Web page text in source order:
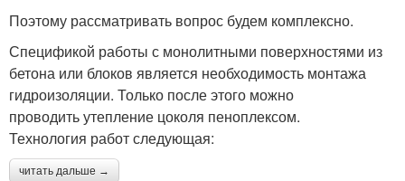
Поэтому рассматривать вопрос будем комплексно.
Спецификой работы с монолитными поверхностями из
бетона или блоков является необходимость монтажа
гидроизоляции. Только после этого можно
проводить утепление цоколя пеноплексом.
Технология работ следующая:
читать дальше →